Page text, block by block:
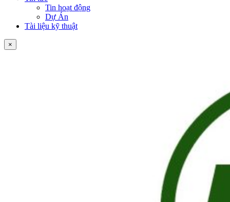
Tin hoạt động
Dự Án
Tài liệu kỹ thuật
×